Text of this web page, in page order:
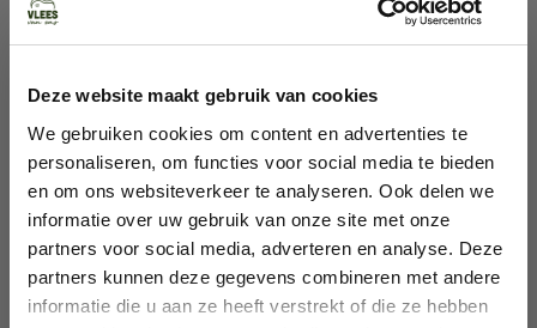
Deze website maakt gebruik van cookies
We gebruiken cookies om content en advertenties te
personaliseren, om functies voor social media te bieden
en om ons websiteverkeer te analyseren. Ook delen we
informatie over uw gebruik van onze site met onze
partners voor social media, adverteren en analyse. Deze
partners kunnen deze gegevens combineren met andere
informatie die u aan ze heeft verstrekt of die ze hebben
Zorg voor balans tussen gezondheid en ethiek
vanwege vermoeidheidsklachten, maar heb je
ethische bezwaren? Kies dan bewust voor
grasgevoerd en lokaal vlees. Dat is vaak
diervriendelijker en ook rijker aan voedingsstoffen.
Vraag hulp waar nodig
Diëtist: kan met je meedenken over een